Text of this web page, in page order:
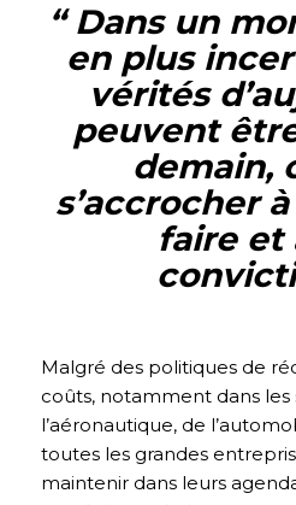
“ Dans un
en plus
vérités
peuvent
demain,
s’accrocher
faire et
Malgré des politiques de
coûts, notamment dans les
l’aéronautique, de
toutes les grandes
maintenir dans leurs